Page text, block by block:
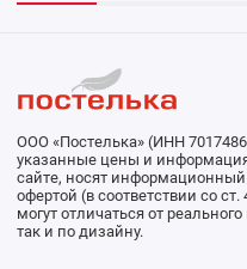
ООО «Постелька» (ИНН
указанные цены и
сайте, носят
офертой (в соответствии со
могут отличаться от
так и по дизайну.